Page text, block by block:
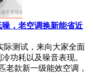
，老空调换新能省近
际测试，来向大家全面
功耗以及噪音表现。
老款新一级能效空调，